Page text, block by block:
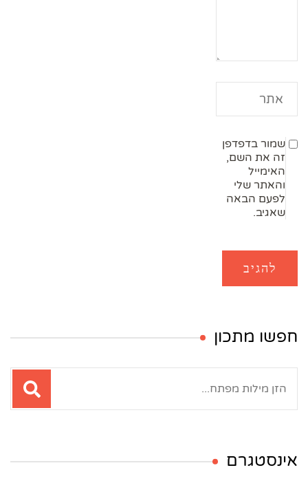
שמור בדפדפן
זה את השם,
האימייל
והאתר שלי
לפעם הבאה
שאגיב.
חפשו מתכון
אינסטגרם